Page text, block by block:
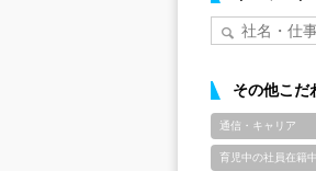
その他こだ
通信・キャリア
育児中の社員在籍中